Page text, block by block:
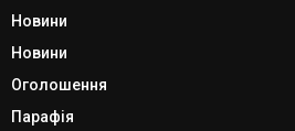
Новини
Новини
Оголошення
Парафія